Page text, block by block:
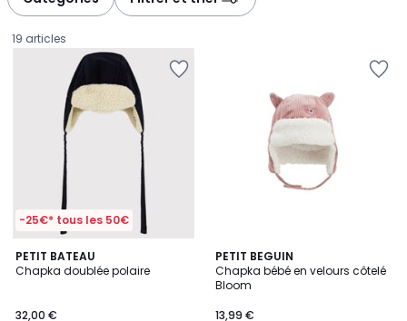
19 articles
-25€* tous les 50€
PETIT BATEAU
Chapka doublée polaire
32,00 €
PETIT BEGUIN
Chapka bébé en velours côtelé
Bloom
13,99 €
5
/
5